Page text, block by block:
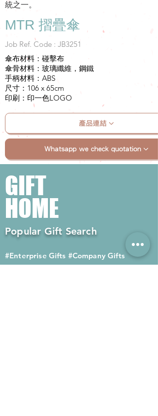
統之一。
MTR 摺疊傘
Job Ref. Code : JB3251
傘布材料：碰擊布
傘骨材料：玻璃纖維，鋼鐵
手柄材料：ABS
尺寸：106 x 65cm
印刷：印一色LOGO
產品連結
Whatsapp we check quotation
GIFT
HOME
Popular Gift Search
#Enterprise Gifts #Company Gifts
#Environmental Gifts